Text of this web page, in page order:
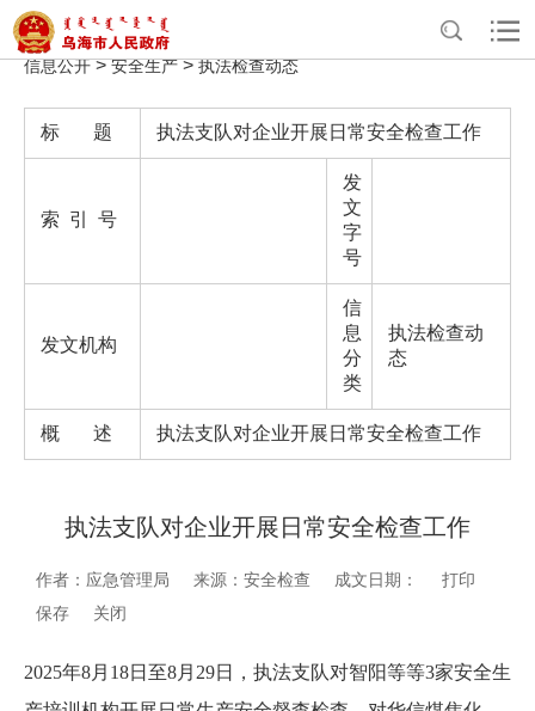
首页 >政务公开>政府信息公开
重点领域
信息公开>安全生产>执法检查动态
标 题 执法支队对企业开展日常安全检查工作
索 引 号
发
文
字
号
发文机构
信
息
分
类
执法检查动
态
概 述 执法支队对企业开展日常安全检查工作
执法支队对企业开展日常安全检查工作
作者：应急管理局 来源：安全检查 成文日期：
打印
保存
关闭
2025年8月18日至8月29日，执法支队对智阳等等3家安全生